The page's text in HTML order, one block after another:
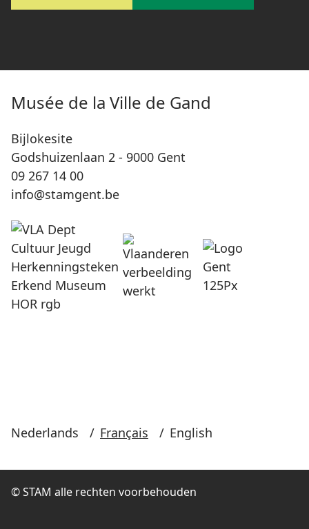
Musée de la Ville de Gand
Bijlokesite
Godshuizenlaan 2 - 9000 Gent
09 267 14 00
info@stamgent.be
Nederlands / Français / English
© STAM alle rechten voorbehouden